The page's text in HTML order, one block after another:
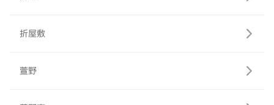
折屋敷
萱野